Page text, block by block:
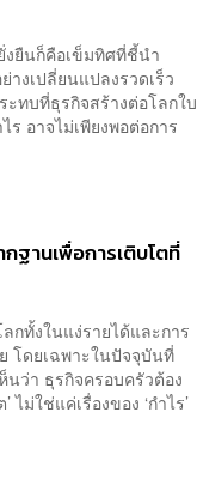
งยืนก็คือเข็มทิศที่ชี้นำ
งเปลี่ยนแปลงรวดเร็ว
ทบที่ธุรกิจสร้างต่อโลกใบ
อาจไม่เพียงพอต่อการ
ฐานเพื่อการเติบโตที่
กทั้งในแง่รายได้และการ
โดยเฉพาะในปัจจุบันที่
นว่า ธุรกิจครอบครัวต้อง
ม่ใช่แค่เรื่องของ ‘กำไร’